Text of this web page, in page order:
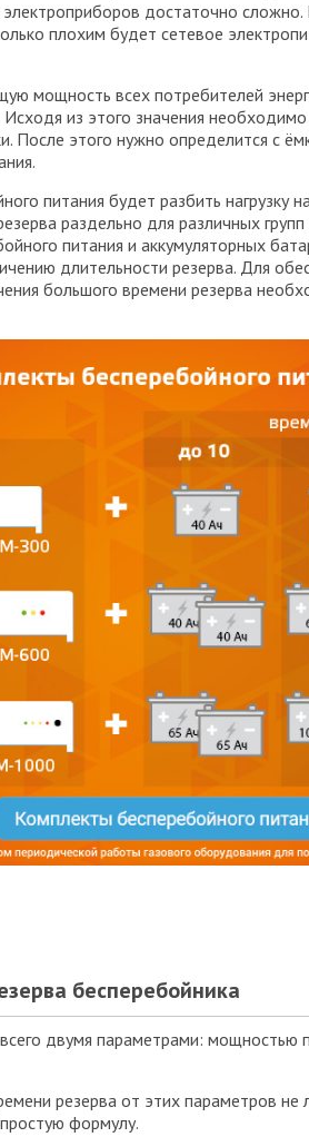
достаточно сложно.
плохим будет сетевое
мощность всех потребителей
Исходя из этого значения
После этого нужно определится с
питания будет разбить нагрузку
раздельно для различных
питания и аккумуляторных
длительности резерва. Для
большого времени резерва
бесперебойника
двумя параметрами: мощностью
резерва от этих параметров
формулу.